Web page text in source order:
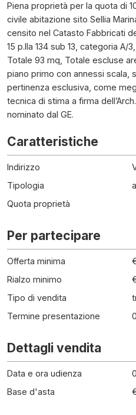
Piena proprietà per la quota di
civile abitazione sito Sellia
censito nel Catasto Fabbricati
15 p.lla 134 sub 13, categoria A/
Totale 93 mq, Totale escluse
piano primo con annessi scala,
pertinenza esclusiva, come
tecnica di stima a firma
nominato dal GE.
Caratteristiche
Indirizzo
Tipologia
Quota proprietà
Per partecipare
Offerta minima
Rialzo minimo
Tipo di vendita
Termine presentazione
Dettagli vendita
Data e ora udienza
Base d'asta